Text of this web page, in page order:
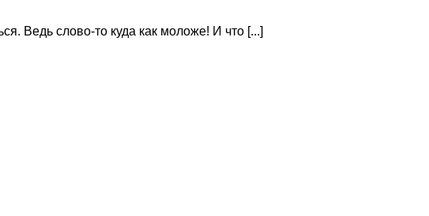
Ведь слово-то куда как моложе! И что [...]